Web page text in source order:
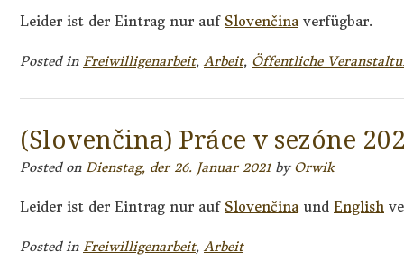
Leider ist der Eintrag nur auf Slovenčina verfügbar.
Posted in Freiwilligenarbeit,Arbeit, Öffentliche
(Slovenčina) Práce v sezóne
Posted on Dienstag, der 26. Januar 2021by Orwik
Leider ist der Eintrag nur auf Slovenčina und English
Posted in Freiwilligenarbeit,Arbeit